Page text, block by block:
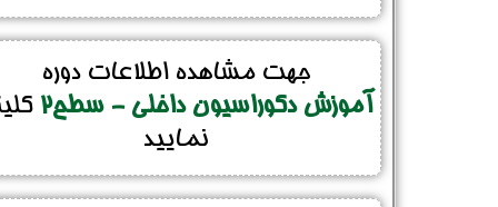
جهت مشاهده اطلاعات دوره
آموزش دکوراسیون داخلی - سطح2
نمایید